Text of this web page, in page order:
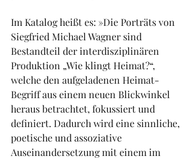
Im Katalog heißt es: »Die Porträts von
Siegfried Michael Wagner sind
Bestandteil der interdisziplinären
Produktion „Wie klingt Heimat?“,
welche den aufgeladenen Heimat-
Begriff aus einem neuen Blickwinkel
heraus betrachtet, fokussiert und
definiert. Dadurch wird eine sinnliche,
poetische und assoziative
Auseinandersetzung mit einem im